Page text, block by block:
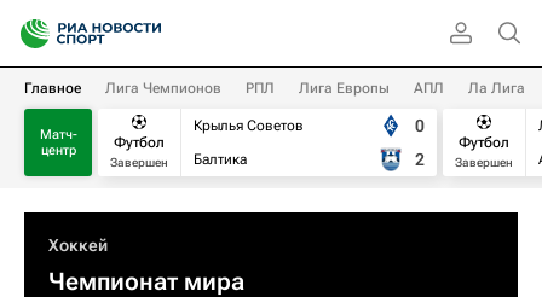
Главное Лига Чемпионов РПЛ Лига Европы АПЛ Ла Лига
Матч-
центр
Футбол
Завершен
Крылья Советов
Балтика
0
2
Футбол
Завершен
Хоккей
Чемпионат мира